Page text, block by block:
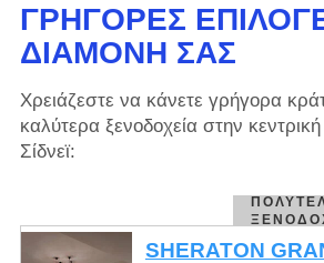
ΓΡΉΓΟΡΕΣ
ΔΙΑΜΟΝΉ ΣΑΣ
Χρειάζεστε να κάνετε γρήγορα
καλύτερα ξενοδοχεία στην
Σίδνεϊ:
SHERATON